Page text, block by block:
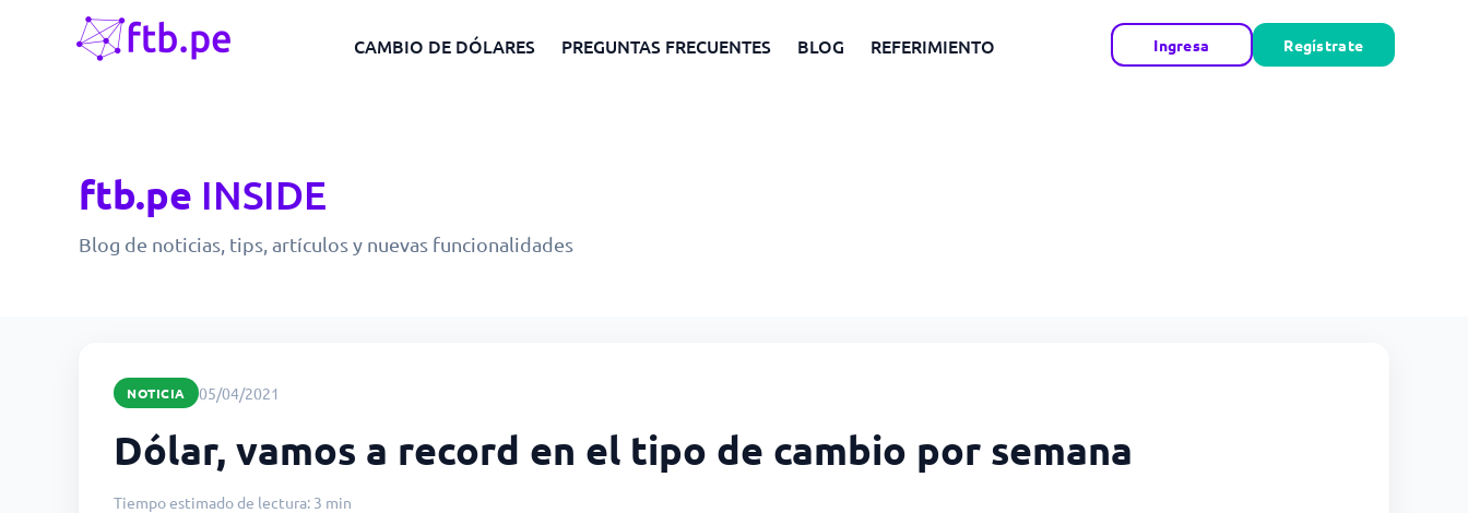
CAMBIO DE DÓLARES PREGUNTAS FRECUENTES BLOG REFERIMIENTO Ingresa Regístrate
ftb.pe INSIDE
Blog de noticias, tips, artículos y nuevas funcionalidades
NOTICIA 05/04/2021
Dólar, vamos a record en el tipo de cambio por semana
Tiempo estimado de lectura: 3 min